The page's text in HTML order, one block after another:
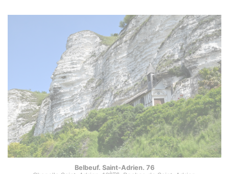
Belbeuf. Saint-Adrien. 76